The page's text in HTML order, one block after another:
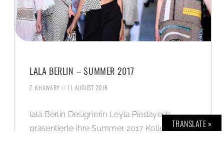
LALA BERLIN – SUMMER 2017
Z. KHAWARY 11. AUGUST 2016
lala Berlin Designerin Leyla Piedayesh
präsentierte ihre Summer 2017 Kollektion auf
TRANSLATE »